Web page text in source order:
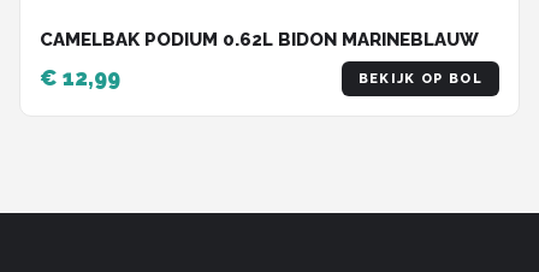
CAMELBAK PODIUM 0.62L BIDON MARINEBLAUW
€ 12,99 BEKIJK OP BOL